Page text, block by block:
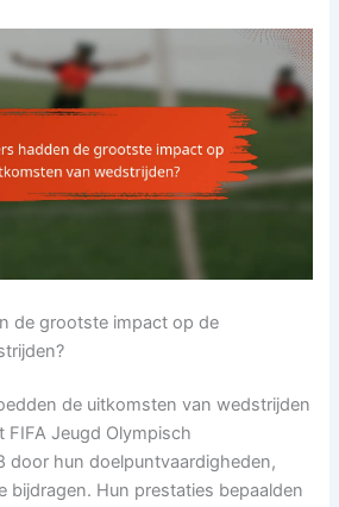
de grootste impact op de
de uitkomsten van wedstrijden
FIFA Jeugd Olympisch
door hun doelpuntvaardigheden,
bijdragen. Hun prestaties bepaalden